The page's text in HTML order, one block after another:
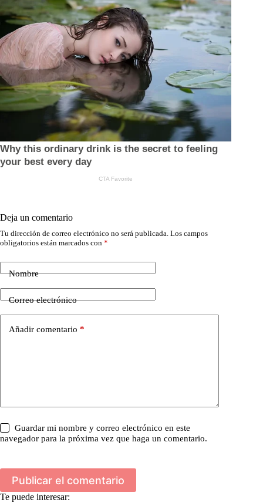
Deja un comentario
Tu dirección de correo electrónico no será publicada. Los campos
obligatorios están marcados con *
Nombre
Correo electrónico
Añadir comentario *
Guardar mi nombre y correo electrónico en este
navegador para la próxima vez que haga un comentario.
Publicar el comentario
Te puede interesar: